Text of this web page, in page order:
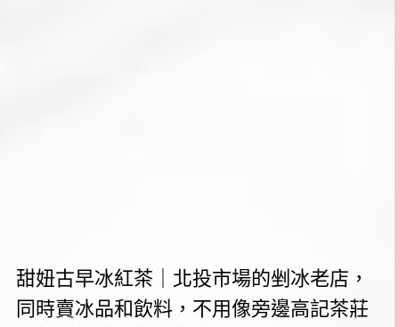
甜妞古早冰紅茶｜北投市場的剉冰老店，
同時賣冰品和飲料，不用像旁邊高記茶莊